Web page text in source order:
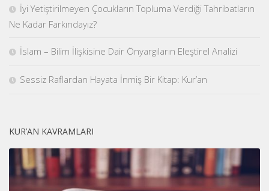
İyi Yetiştirilmeyen Çocukların Topluma Verdiği Tahribatların
Ne Kadar Farkındayız?
İslam – Bilim İlişkisine Dair Önyargıların Eleştirel Analizi
Sessiz Raflardan Hayata İnmiş Bir Kitap: Kur’an
KUR’AN KAVRAMLARI